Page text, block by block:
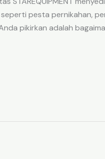
pesta pernikahan,
pikirkan adalah